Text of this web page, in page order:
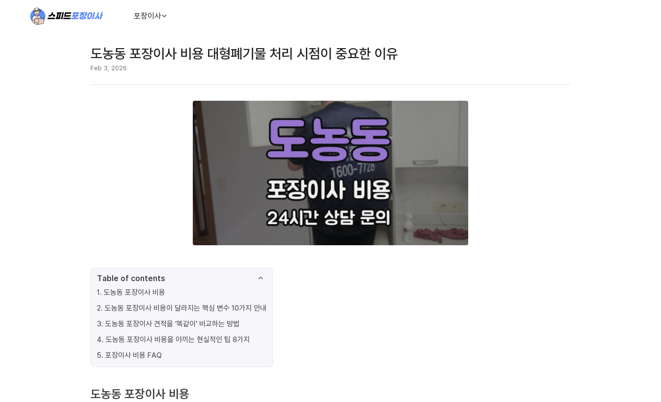
포장이사
도농동 포장이사 비용 대형폐기물 처리 시점이 중요한 이유
Feb 3, 2026
Table of contents
1. 도농동 포장이사 비용
2. 도농동 포장이사 비용이 달라지는 핵심 변수 10가지 안내
3. 도농동 포장이사 견적을 ‘똑같이’ 비교하는 방법
4. 도농동 포장이사 비용을 아끼는 현실적인 팁 8가지
5. 포장이사 비용 FAQ
도농동 포장이사 비용